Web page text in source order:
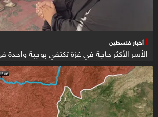
أخبار فلسطين
الأسر الأكثر حاجة في غزة تكتفي بوجبة واحدة